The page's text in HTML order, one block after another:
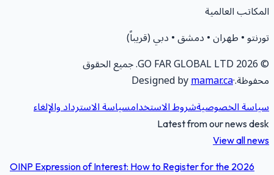
العالمية
• طهران • دمشق • دبي (قريباً)
2026
GO FAR GLOBAL LTD. جميع الحقوق
·
Designed bymamar.ca
الخصوصيةشروط الاستخدامسياسة الاسترداد والإلغاء
Latest from our news
View all
OINP Expression of Interest: How to Register for the 2026